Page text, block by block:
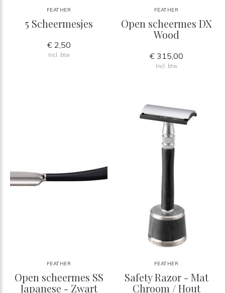
FEATHER
5 Scheermesjes
€ 2,50
Incl. btw
FEATHER
Open scheermes DX
Wood
€ 315,00
Incl. btw
FEATHER
Open scheermes SS
Japanese - Zwart
FEATHER
Safety Razor - Mat
Chroom / Hout